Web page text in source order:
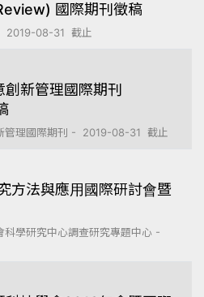
國際期刊徵稿
2019-08-31 截止
創新管理國際期刊
管理國際期刊 - 2019-08-31 截止
方法與應用國際研討會暨
科學研究中心調查研究專題中心 -